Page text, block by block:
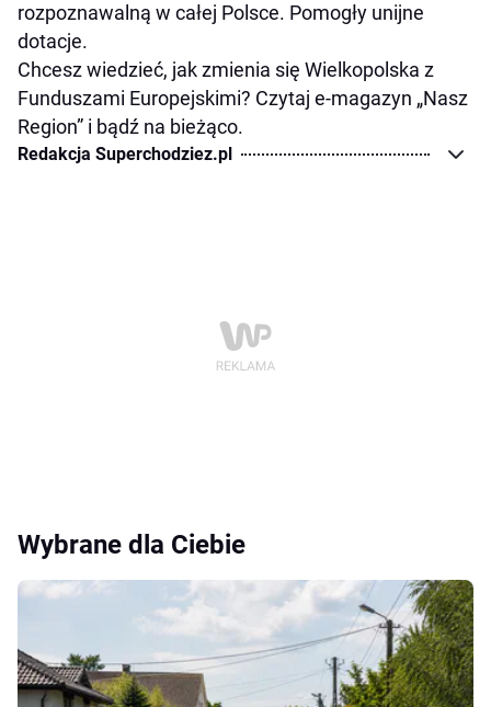
rozpoznawalną w całej Polsce. Pomogły unijne
dotacje.
Chcesz wiedzieć, jak zmienia się Wielkopolska z
Funduszami Europejskimi? Czytaj e-magazyn „Nasz
Region” i bądź na bieżąco.
Redakcja Superchodziez.pl
Wybrane dla Ciebie